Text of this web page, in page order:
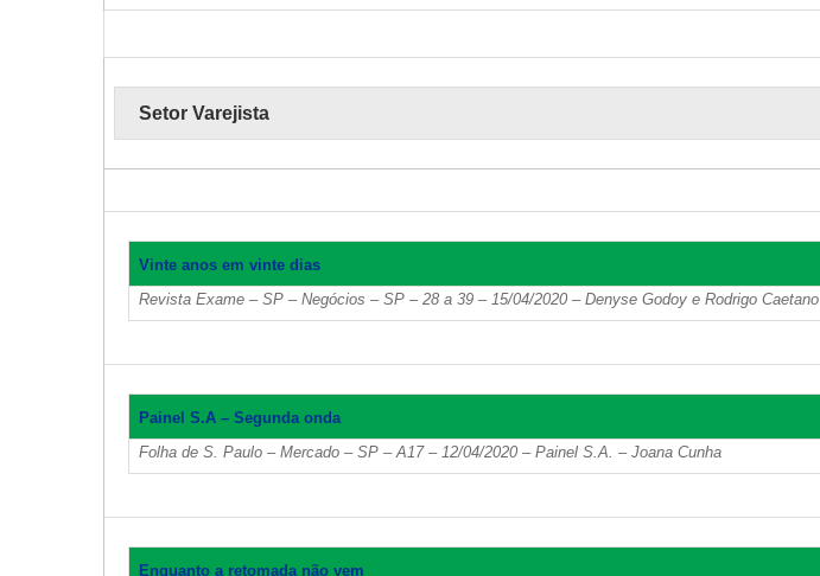
Setor Varejista
Vinte anos em vinte dias
Revista Exame – SP – Negócios – SP – 28 a 39 – 15/04/2020 – Denyse Godoy e Rodrigo Caetano
Painel S.A – Segunda onda
Folha de S. Paulo – Mercado – SP – A17 – 12/04/2020 – Painel S.A. – Joana Cunha
Enquanto a retomada não vem